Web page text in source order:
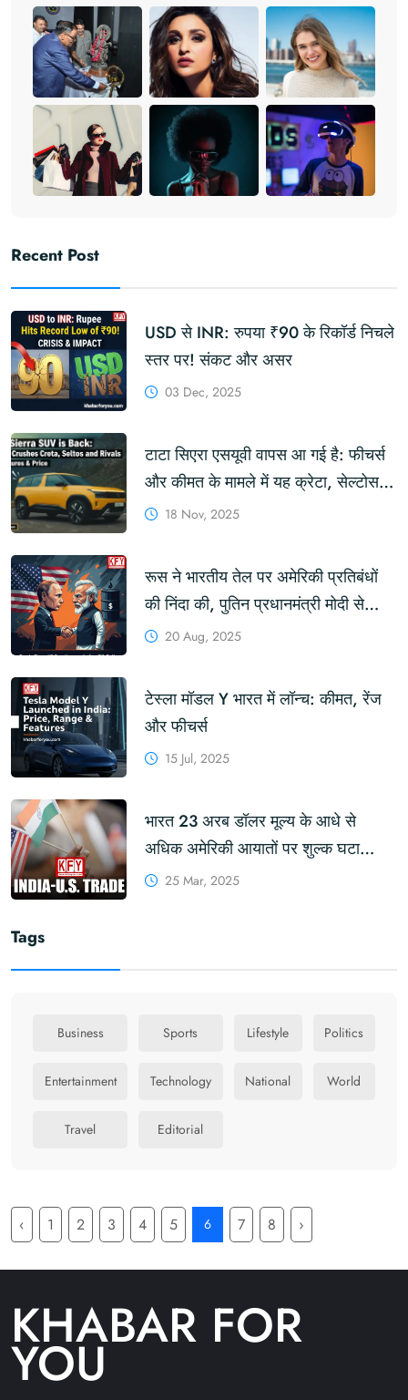
Recent Post
USD से INR: रुपया ₹90 के रिकॉर्ड निचले
स्तर पर! संकट और असर
03 Dec, 2025
टाटा सिएरा एसयूवी वापस आ गई है: फीचर्स
और कीमत के मामले में यह क्रेटा, सेल्टोस
और प्रतिद्वंद्वियों को क्यों पछाड़ रही है?
18 Nov, 2025
रूस ने भारतीय तेल पर अमेरिकी प्रतिबंधों
की निंदा की, पुतिन प्रधानमंत्री मोदी से
मिलेंगे20 Aug, 2025
टेस्ला मॉडल Y भारत में लॉन्च: कीमत, रेंज
और फीचर्स
15 Jul, 2025
भारत 23 अरब डॉलर मूल्य के आधे से
अधिक अमेरिकी आयातों पर शुल्क घटा
सकता है: रिपोर्ट #tariffs #USPresident
25 Mar, 2025
Tags
Business Sports Lifestyle Politics
Entertainment Technology National World
Travel Editorial
‹ 1 2 3 4 5 6 7 8 ›
KHABAR FOR
YOU